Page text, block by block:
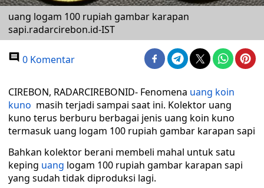
uang logam 100 rupiah gambar karapan
sapi.radarcirebon.id-IST
0 Komentar
CIREBON, RADARCIREBONID- Fenomena uang koin
kuno masih terjadi sampai saat ini. Kolektor uang
kuno terus berburu berbagai jenis uang koin kuno
termasuk uang logam 100 rupiah gambar karapan sapi
Bahkan kolektor berani membeli mahal untuk satu
keping uang logam 100 rupiah gambar karapan sapi
yang sudah tidak diproduksi lagi.